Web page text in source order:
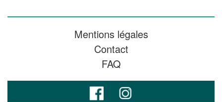
Mentions légales
Contact
FAQ